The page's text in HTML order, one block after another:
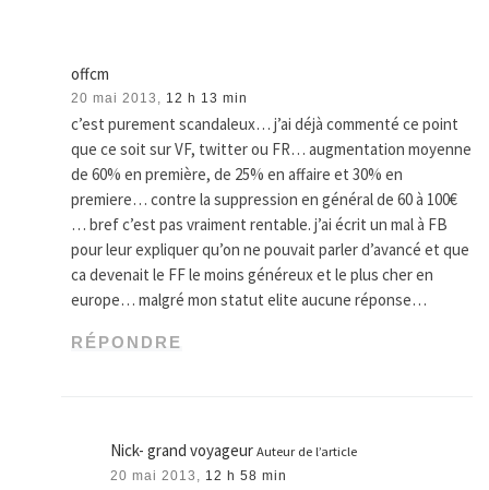
offcm
20 mai 2013, 12 h 13 min
c’est purement scandaleux… j’ai déjà commenté ce point
que ce soit sur VF, twitter ou FR… augmentation moyenne
de 60% en première, de 25% en affaire et 30% en
premiere… contre la suppression en général de 60 à 100€
… bref c’est pas vraiment rentable. j’ai écrit un mal à FB
pour leur expliquer qu’on ne pouvait parler d’avancé et que
ca devenait le FF le moins généreux et le plus cher en
europe… malgré mon statut elite aucune réponse…
RÉPONDRE
Nick- grand voyageur Auteur de l’article
20 mai 2013, 12 h 58 min